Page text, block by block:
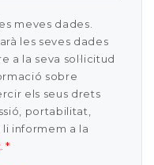
meves dades.
les seves dades
a la seva sol·licitud
sobre
els seus drets
portabilitat,
informem a la
. *